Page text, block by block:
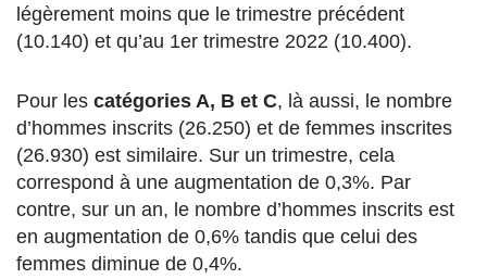
légèrement moins que le trimestre précédent
(10.140) et qu’au 1er trimestre 2022 (10.400).
Pour les catégories A, B et C, là aussi, le nombre
d’hommes inscrits (26.250) et de femmes inscrites
(26.930) est similaire. Sur un trimestre, cela
correspond à une augmentation de 0,3%. Par
contre, sur un an, le nombre d’hommes inscrits est
en augmentation de 0,6% tandis que celui des
femmes diminue de 0,4%.